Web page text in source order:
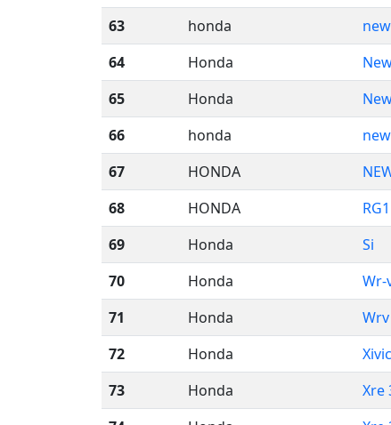
63
honda
64
Honda
65
Honda
66
honda
67
HONDA
68
HONDA
RG1
69
Honda
Si
70
Honda
Wr-
71
Honda
Wrv
72
Honda
Xivic
73
Honda
Xre